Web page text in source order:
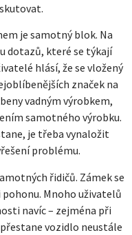
je samotný blok. Na
dotazů, které se týkají
hlásí, že se vložený
značek na
vadným výrobkem,
samotného výrobku.
je třeba vynaložit
problému.
řidičů. Zámek se
Mnoho uživatelů
navíc – zejména při
vozidlo neustále